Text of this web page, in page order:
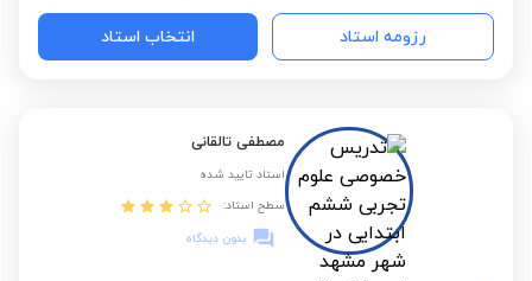
رزومه استاد انتخاب استاد
مصطفی تالقانی
استاد تایید شده
سطح استاد:
بدون دیدگاه